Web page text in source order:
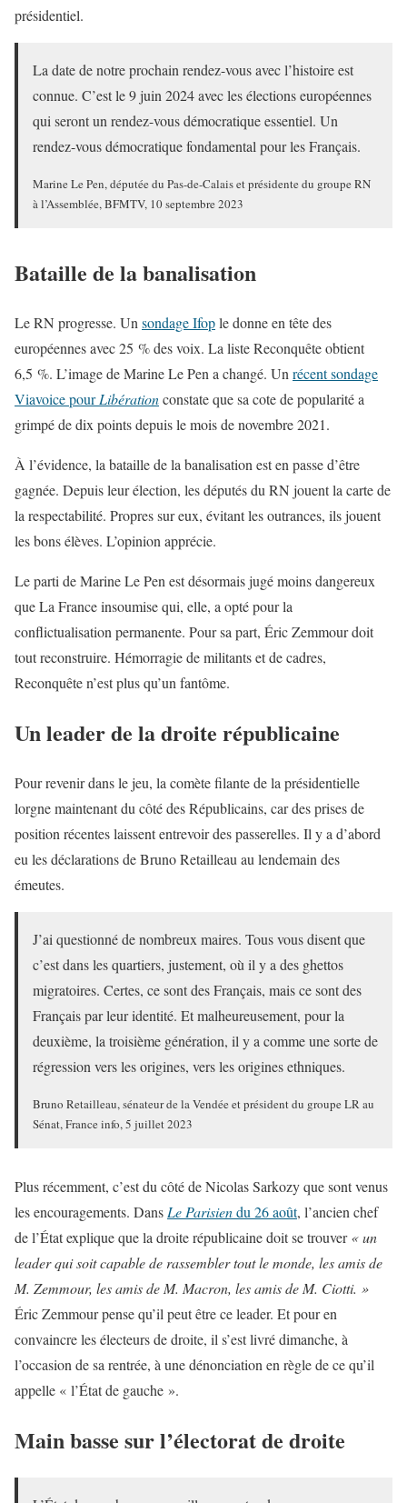
présidentiel.
La date de notre prochain rendez-vous avec l’histoire est
connue. C’est le 9 juin 2024 avec les élections européennes
qui seront un rendez-vous démocratique essentiel. Un
rendez-vous démocratique fondamental pour les Français.
Marine Le Pen, députée du Pas-de-Calais et présidente du groupe RN
à l’Assemblée, BFMTV, 10 septembre 2023
Bataille de la banalisation
Le RN progresse. Un sondage Ifople donne en tête des
européennes avec 25 % des voix. La liste Reconquête obtient
6,5 %. L’image de Marine Le Pen a changé. Un récent sondage
Viavoice pourLibérationconstate que sa cote de popularité a
grimpé de dix points depuis le mois de novembre 2021.
À l’évidence, la bataille de la banalisation est en passe d’être
gagnée. Depuis leur élection, les députés du RN jouent la carte de
la respectabilité. Propres sur eux, évitant les outrances, ils jouent
les bons élèves. L’opinion apprécie.
Le parti de Marine Le Pen est désormais jugé moins dangereux
que La France insoumise qui, elle, a opté pour la
conflictualisation permanente. Pour sa part, Éric Zemmour doit
tout reconstruire. Hémorragie de militants et de cadres,
Reconquête n’est plus qu’un fantôme.
Un leader de la droite républicaine
Pour revenir dans le jeu, la comète filante de la présidentielle
lorgne maintenant du côté des Républicains, car des prises de
position récentes laissent entrevoir des passerelles. Il y a d’abord
eu les déclarations de Bruno Retailleau au lendemain des
émeutes.
J’ai questionné de nombreux maires. Tous vous disent que
c’est dans les quartiers, justement, où il y a des ghettos
migratoires. Certes, ce sont des Français, mais ce sont des
Français par leur identité. Et malheureusement, pour la
deuxième, la troisième génération, il y a comme une sorte de
régression vers les origines, vers les origines ethniques.
Bruno Retailleau, sénateur de la Vendée et président du groupe LR au
Sénat, France info, 5 juillet 2023
Plus récemment, c’est du côté de Nicolas Sarkozy que sont venus
les encouragements. Dans Le Parisiendu 26 août, l’ancien chef
de l’État explique que la droite républicaine doit se trouver« un
leader qui soit capable de rassembler tout le monde, les amis de
M. Zemmour, les amis de M. Macron, les amis de M. Ciotti. »
Éric Zemmour pense qu’il peut être ce leader. Et pour en
convaincre les électeurs de droite, il s’est livré dimanche, à
l’occasion de sa rentrée, à une dénonciation en règle de ce qu’il
appelle « l’État de gauche ».
Main basse sur l’électorat de droite